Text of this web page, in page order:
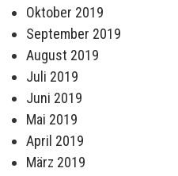
Oktober 2019
September 2019
August 2019
Juli 2019
Juni 2019
Mai 2019
April 2019
März 2019